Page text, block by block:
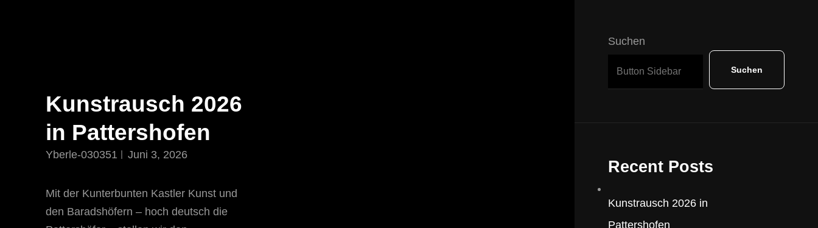
Kunstrausch 2026
in Pattershofen
Yberle-030351 Juni 3, 2026
Mit der Kunterbunten Kastler Kunst und
den Baradshöfern – hoch deutsch die
Suchen
Suchen
Recent Posts
Kunstrausch 2026 in
Pattershofen